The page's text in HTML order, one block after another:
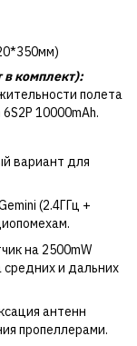
комплект):
полета
10000mAh.
вариант для
(2.4ГГц +
на 2500mW
средних и дальних
антенн
пропеллерами.